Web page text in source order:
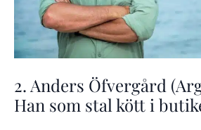
2. Anders Öfvergård
Han som stal kött i